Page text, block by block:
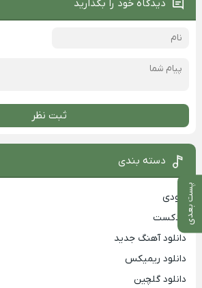
پست بعدی
دیدگاه خود را بگذارید
ثبت نظر
دسته بندی
بزودی
پادکست
دانلود آهنگ جدید
دانلود ریمیکس
دانلود گلچین